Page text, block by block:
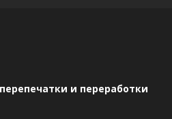
и переработки